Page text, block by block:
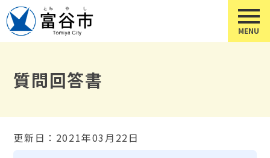
質問回答書
更新日：2021年03月22日